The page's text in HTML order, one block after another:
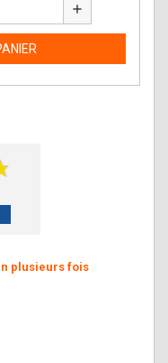
add
plusieurs fois